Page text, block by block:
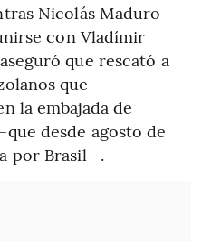
Nicolás Maduro
con Vladímir
que rescató a
que
la embajada de
desde agosto de
por Brasil—.